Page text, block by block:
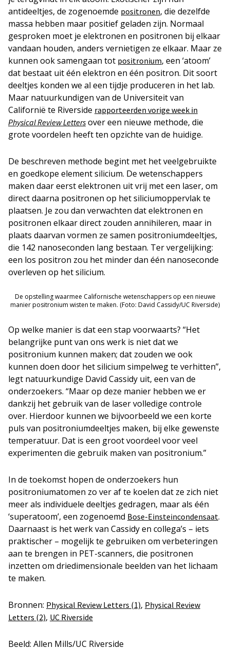
antideeltjes, de zogenoemde positronen, die dezelfde
massa hebben maar positief geladen zijn. Normaal
gesproken moet je elektronen en positronen bij elkaar
vandaan houden, anders vernietigen ze elkaar. Maar ze
kunnen ook samengaan tot positronium, een ‘atoom’
dat bestaat uit één elektron en één positron. Dit soort
deeltjes konden we al een tijdje produceren in het lab.
Maar natuurkundigen van de Universiteit van
Californië te Riverside rapporteerden vorige week in
Physical Review Letters over een nieuwe methode, die
grote voordelen heeft ten opzichte van de huidige.
De beschreven methode begint met het veelgebruikte
en goedkope element silicium. De wetenschappers
maken daar eerst elektronen uit vrij met een laser, om
direct daarna positronen op het siliciumoppervlak te
plaatsen. Je zou dan verwachten dat elektronen en
positronen elkaar direct zouden annihileren, maar in
plaats daarvan vormen ze samen positroniumdeeltjes,
die 142 nanoseconden lang bestaan. Ter vergelijking:
een los positron zou het minder dan één nanoseconde
overleven op het silicium.
De opstelling waarmee Californische wetenschappers op een nieuwe
manier positronium wisten te maken. (Foto: David Cassidy/UC Riverside)
Op welke manier is dat een stap voorwaarts? “Het
belangrijke punt van ons werk is niet dat we
positronium kunnen maken; dat zouden we ook
kunnen doen door het silicium simpelweg te verhitten”,
legt natuurkundige David Cassidy uit, een van de
onderzoekers. “Maar op deze manier hebben we er
dankzij het gebruik van de laser volledige controle
over. Hierdoor kunnen we bijvoorbeeld we een korte
puls van positroniumdeeltjes maken, bij elke gewenste
temperatuur. Dat is een groot voordeel voor veel
experimenten die gebruik maken van positronium.”
In de toekomst hopen de onderzoekers hun
positroniumatomen zo ver af te koelen dat ze zich niet
meer als individuele deeltjes gedragen, maar als één
‘superatoom’, een zogenoemd Bose-Einsteincondensaat.
Daarnaast is het werk van Cassidy en collega’s – iets
praktischer – mogelijk te gebruiken om verbeteringen
aan te brengen in PET-scanners, die positronen
inzetten om driedimensionale beelden van het lichaam
te maken.
Bronnen: Physical Review Letters (1), Physical Review
Letters (2), UC Riverside
Beeld: Allen Mills/UC Riverside